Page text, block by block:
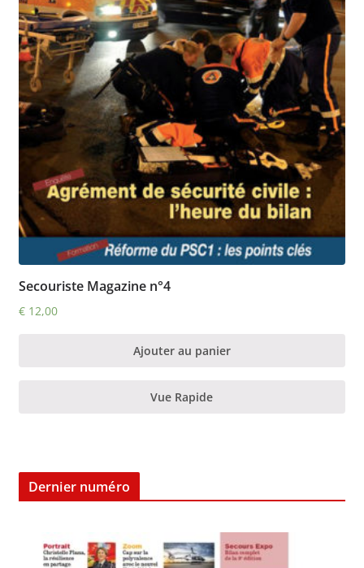
Secouriste Magazine n°4
€12,00
Ajouter au panier
Vue Rapide
Dernier numéro